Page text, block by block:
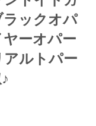
ックオパ
ーオパー
ルトパー